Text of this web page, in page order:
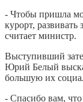
- Чтобы пришла
курорт,
считает министр.
Выступивший
Юрий Белый
большую их
- Спасибо вам, что